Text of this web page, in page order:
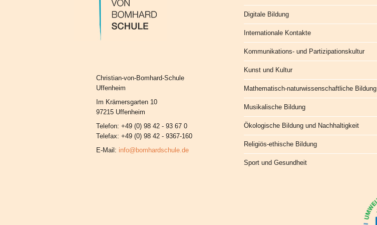
Christian-von-Bomhard-Schule
Uffenheim
Im Krämersgarten 10
97215 Uffenheim
Telefon: +49 (0) 98 42 - 93 67 0
Telefax: +49 (0) 98 42 - 9367-160
E-Mail: info@bomhardschule.de
Digitale Bildung
Internationale Kontakte
Kommunikations- und Partizipationskultur
Kunst und Kultur
Mathematisch-naturwissenschaftliche Bildung
Musikalische Bildung
Ökologische Bildung und Nachhaltigkeit
Religiös-ethische Bildung
Sport und Gesundheit